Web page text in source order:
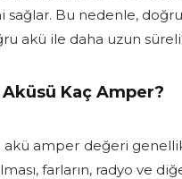
sağlar. Bu nedenle,
akü ile daha uzun
Kaç Amper?
akü amper değeri
farların, radyo ve